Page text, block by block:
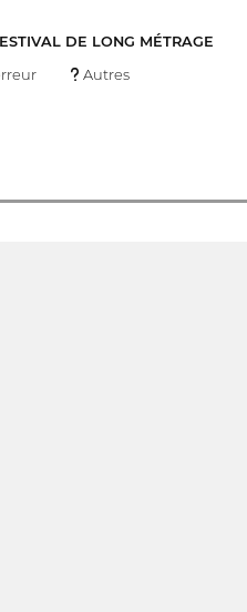
DE LONG MÉTRAGE
Autres